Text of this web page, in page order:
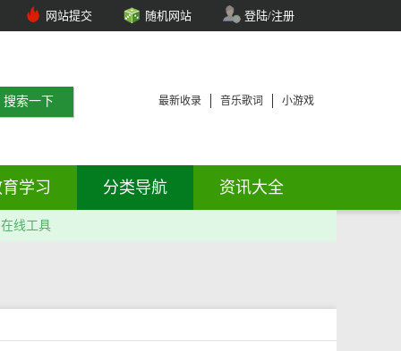
网站提交 随机网站 登陆/注册
最新收录 音乐歌词 小游戏
学习 分类导航 资讯大全
在线工具